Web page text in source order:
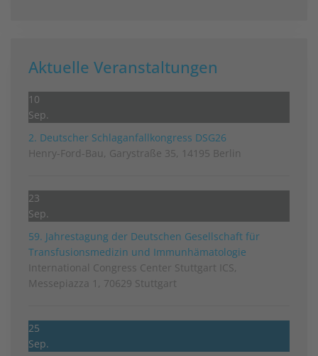
Aktuelle Veranstaltungen
10
Sep.
2. Deutscher Schlag­anfall­kongress DSG26
Henry-Ford-Bau, Garystraße 35, 14195 Berlin
23
Sep.
59. Jahrestagung der Deutschen Gesellschaft für
Transfusionsmedizin und Immunhämatologie
International Congress Center Stuttgart ICS,
Messepiazza 1, 70629 Stuttgart
25
Sep.